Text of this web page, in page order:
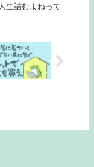
生詰むよねって